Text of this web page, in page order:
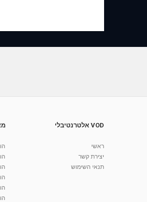
VOD אלטרנטיבלי
ראשי
יצירת קשר
תנאי השימוש